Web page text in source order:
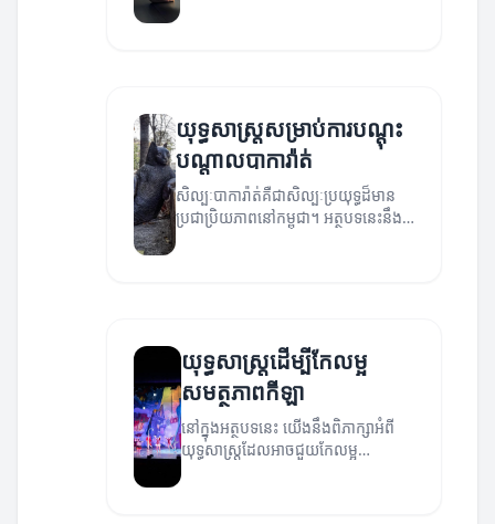
ការបណ្តុះបណ្តាល និងការអភិវឌ្ឍន៍
យុទ្ធសាស្ត្រសម្រាប់ការបណ្តុះ
បណ្តាលបាការ៉ាត់
សិល្បៈបាការ៉ាត់គឺជាសិល្បៈប្រយុទ្ធដ៏មាន
ប្រជាប្រិយភាពនៅកម្ពុជា។ អត្ថបទនេះនឹង
ពិភាក្សាអំពីយុទ្ធសាស្ត្រដែលអាចជួយសមត្ថ
យុទ្ធសាស្ត្រដើម្បីកែលម្អ
សមត្ថភាពកីឡា
នៅក្នុងអត្ថបទនេះ យើងនឹងពិភាក្សាអំពី
យុទ្ធសាស្ត្រដែលអាចជួយកែលម្អ